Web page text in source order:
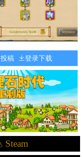
投稿 登录下载
Steam